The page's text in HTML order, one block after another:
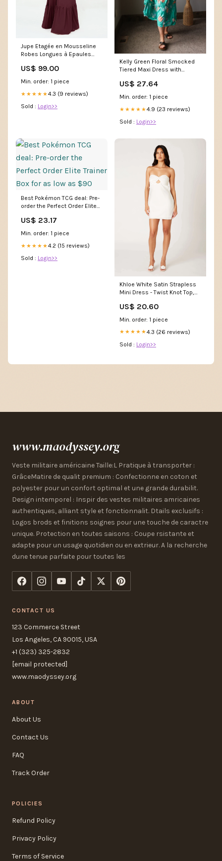
Jupe Etagée en Mousseline
Robes Longues à Epaules
Taille Tiffany
US$ 99.00
Min. order: 1 piece
★★★★★4.3 (9 reviews)
Sold : Login>>
Kelly Green Floral Smocked
Tiered Maxi Dress with
US$ 27.64
Min. order: 1 piece
★★★★★4.9 (23 reviews)
Sold : Login>>
Best Pokémon TCG deal: Pre-
order the Perfect Order Elite
US$ 23.17
Min. order: 1 piece
★★★★★4.2 (15 reviews)
Sold : Login>>
Khloe White Satin Strapless
Mini Dress - Twist Knot Top,
Back - Size S
US$ 20.60
Min. order: 1 piece
★★★★★4.3 (26 reviews)
Sold : Login>>
www.maodyssey.org
Veste militaire américaine Taille:L Pratique à transporter :
GrâceMatire de qualit premium : Confectionne en coton et
polyester pour un confort optimal et une grande durabilit.
Design intemporel : Inspir des vestes militaires amricaines
authentiques, alliant style et fonctionnalit. Dtails exclusifs :
Logos brods et finitions soignes pour une touche de caractre
unique. Protection en toutes saisons : Coupe rsistante et
adapte pour un usage quotidien ou en extrieur. A la recherche
dune tenue parfaite pour toutes les
CONTACT US
123 Commerce Street
Los Angeles, CA 90015, USA
+1 (323) 325-2832
[email protected]
www.maodyssey.org
ABOUT
About Us
Contact Us
FAQ
Track Order
POLICIES
Refund Policy
Privacy Policy
Terms of Service